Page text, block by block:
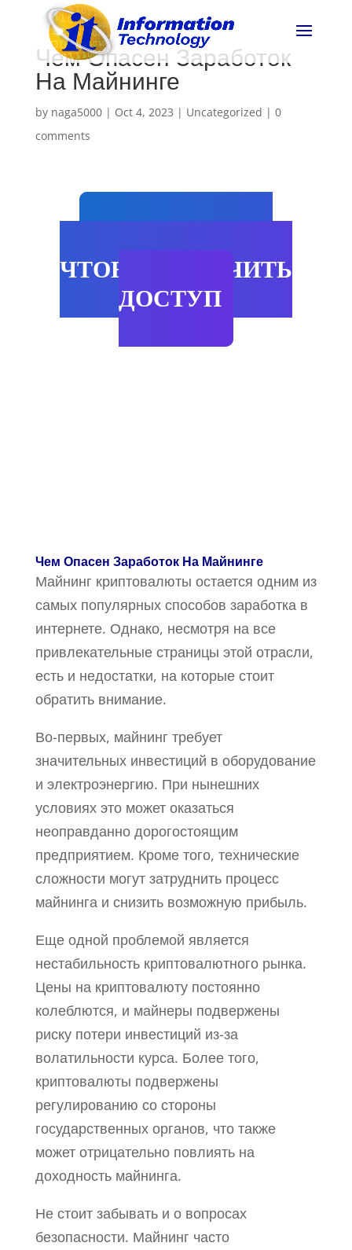
Чем Опасен Заработок
На Майнинге
by naga5000| Oct 4, 2023 | Uncategorized | 0
comments
ЧТОБЫ ПОЛУЧИТЬ
ДОСТУП
Чем Опасен Заработок На Майнинге
Майнинг криптовалюты остается одним из
самых популярных способов заработка в
интернете. Однако, несмотря на все
привлекательные страницы этой отрасли,
есть и недостатки, на которые стоит
обратить внимание.
Во-первых, майнинг требует
значительных инвестиций в оборудование
и электроэнергию. При нынешних
условиях это может оказаться
неоправданно дорогостоящим
предприятием. Кроме того, технические
сложности могут затруднить процесс
майнинга и снизить возможную прибыль.
Еще одной проблемой является
нестабильность криптовалютного рынка.
Цены на криптовалюту постоянно
колеблются, и майнеры подвержены
риску потери инвестиций из-за
волатильности курса. Более того,
криптовалюты подвержены
регулированию со стороны
государственных органов, что также
может отрицательно повлиять на
доходность майнинга.
Не стоит забывать и о вопросах
безопасности. Майнинг часто